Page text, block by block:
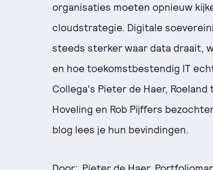
organisaties moeten opnieuw
cloudstrategie. Digitale
steeds sterker waar data draait,
en hoe toekomstbestendig IT
Collega's Pieter de Haer,
Hoveling en Rob Pijffers
blog lees je hun bevindingen.